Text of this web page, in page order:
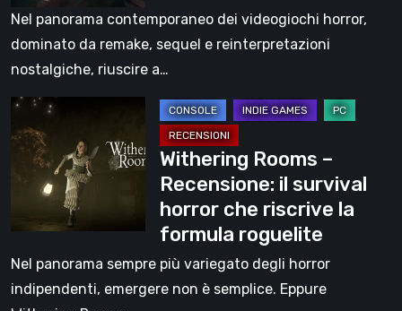
La
recensione
survival
horror
Bloober
Nel panorama contemporaneo dei videogiochi horror,
dominato da remake, sequel e reinterpretazioni
nostalgiche, riuscire a…
Withering
Rooms
Recensione:
survival
horror
che
Withering Rooms –
Recensione: il survival
horror che riscrive la
formula roguelite
Nel panorama sempre più variegato degli horror
indipendenti, emergere non è semplice. Eppure